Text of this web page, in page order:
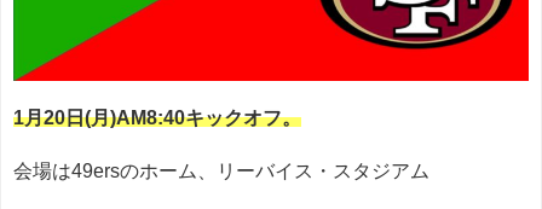
1月20日(月)AM8:40キックオフ。
会場は49ersのホーム、リーバイス・スタジアム